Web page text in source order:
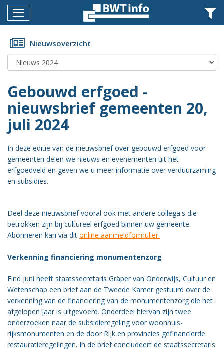
Menu
Home
Nieuws
Documenten
Dossiers
Opleidingen
Over
BMK
Vacatures
Vereniging
Contact
Nieuwsoverzicht
Gebouwd erfgoed -
nieuwsbrief gemeenten 20,
juli 2024
In deze editie van de nieuwsbrief over gebouwd erfgoed voor
gemeenten delen we nieuws en evenementen uit het
erfgoedveld en geven we u meer informatie over verduurzaming
en subsidies.
Deel deze nieuwsbrief vooral ook met andere collega's die
betrokken zijn bij cultureel erfgoed binnen uw gemeente.
Abonneren kan via dit online aanmeldformulier.
Verkenning financiering monumentenzorg
Eind juni heeft staatssecretaris Gräper van Onderwijs, Cultuur en
Wetenschap een brief aan de Tweede Kamer gestuurd over de
verkenning van de financiering van de monumentenzorg die het
afgelopen jaar is uitgevoerd. Onderdeel hiervan zijn twee
onderzoeken naar de subsidieregeling voor woonhuis-
rijksmonumenten en de door Rijk en provincies gefinancierde
restauratieregelingen. In de brief concludeert de staatssecretaris